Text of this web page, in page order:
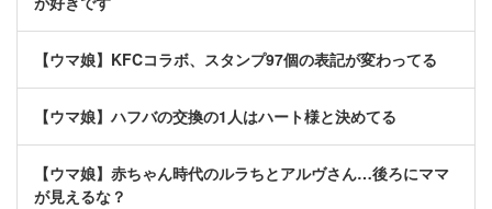
【ウマ娘】KFCコラボ、スタンプ97個の表記が変わってる
【ウマ娘】ハフバの交換の1人はハート様と決めてる
【ウマ娘】赤ちゃん時代のルラちとアルヴさん…後ろにママ
が見えるな？